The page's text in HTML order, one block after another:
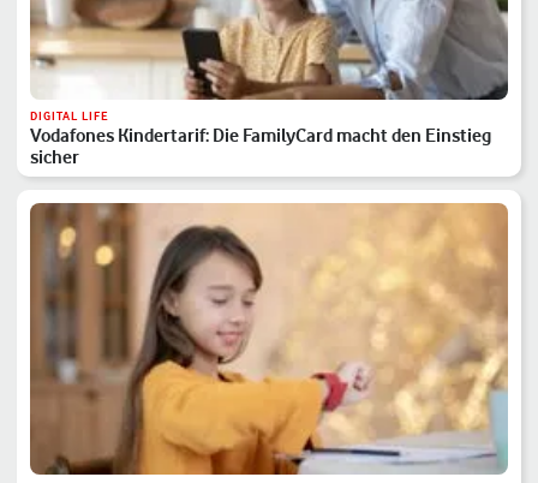
DIGITAL LIFE
Vodafones Kindertarif: Die FamilyCard macht den Einstieg
sicher